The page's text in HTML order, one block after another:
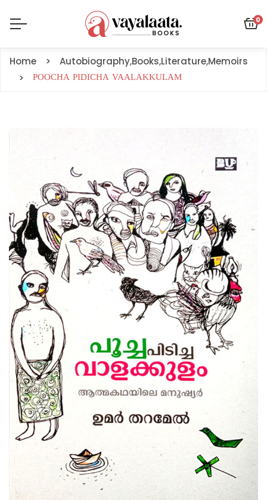
0
Home Autobiography,Books,Literature,Memoirs
POOCHA PIDICHA VAALAKKULAM